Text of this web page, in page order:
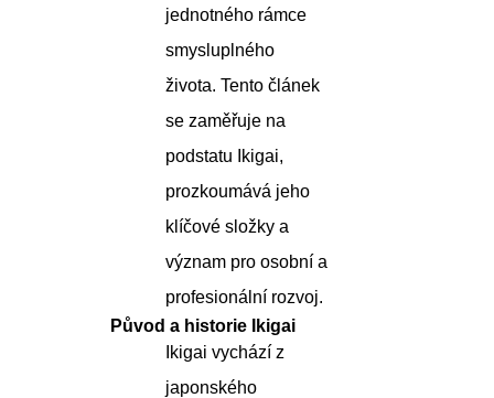
jednotného rámce
smysluplného
života. Tento článek
se zaměřuje na
podstatu Ikigai,
prozkoumává jeho
klíčové složky a
význam pro osobní a
profesionální rozvoj.
Původ a historie Ikigai
Ikigai vychází z
japonského